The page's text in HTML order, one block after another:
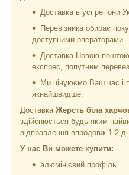
Доставка в усі регіони
Перевізника обирає
доступними операторами
Доставка Новою
експрес, попутним
Ми цінуюємо Ваш час і
якнайшвидше.
Доставка Жерсть біла
здійснюється будь-яким
відправлення впродовж 1-2
У нас Ви можете купити:
алюмінієвий профіль